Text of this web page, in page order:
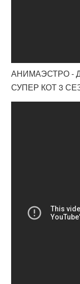
АНИМАЭСТРО -
СУПЕР КОТ 3